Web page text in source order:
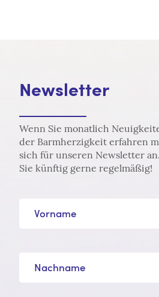
Newsletter
Wenn Sie monatlich
der Barmherzigkeit erfahren
sich für unseren Newsletter
Sie künftig gerne regelmäßig!